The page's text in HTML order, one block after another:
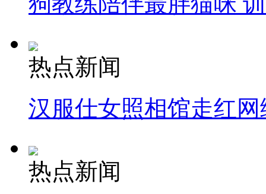
热点新闻
汉服仕女照相馆走红网
热点新闻